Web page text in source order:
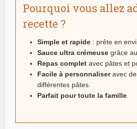
Pourquoi vous allez
recette ?
Simple et rapide : prête en
Sauce ultra crémeuse grâce
Repas complet avec pâtes et
Facile à personnaliseravec
différentes pâtes.
Parfait pour toute la famille